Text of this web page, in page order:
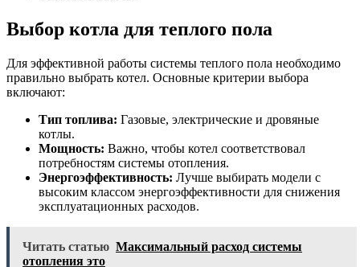
Выбор котла для теплого пола
Для эффективной работы системы теплого пола необходимо
правильно выбрать котел. Основные критерии выбора
включают:
Тип топлива: Газовые, электрические и дровяные
котлы.
Мощность: Важно, чтобы котел соответствовал
потребностям системы отопления.
Энергоэффективность: Лучше выбирать модели с
высоким классом энергоэффективности для снижения
эксплуатационных расходов.
Читать статью Максимальный расход системы
отопления это